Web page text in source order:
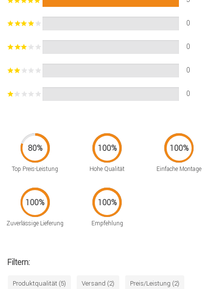
0
0
0
0
Top Preis-Leistung Hohe Qualität Einfache Montage
Zuverlässige Lieferung Empfehlung
Filtern:
Produktqualität (5) Versand (2) Preis/Leistung (2)